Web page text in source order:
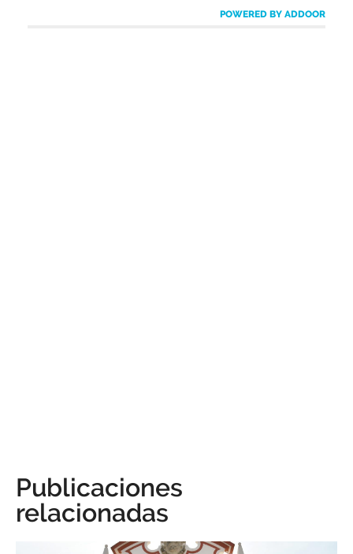
POWERED BY ADDOOR
Publicaciones
relacionadas